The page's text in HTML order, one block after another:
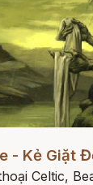
- Kẻ Giặt
Celtic,